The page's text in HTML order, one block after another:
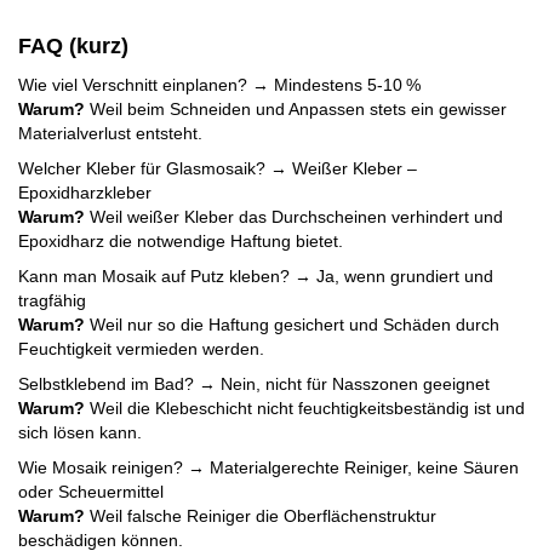
FAQ (kurz)
Wie viel Verschnitt einplanen? → Mindestens 5-10 %
Warum? Weil beim Schneiden und Anpassen stets ein gewisser
Materialverlust entsteht.
Welcher Kleber für Glasmosaik? → Weißer Kleber –
Epoxidharzkleber
Warum? Weil weißer Kleber das Durchscheinen verhindert und
Epoxidharz die notwendige Haftung bietet.
Kann man Mosaik auf Putz kleben? → Ja, wenn grundiert und
tragfähig
Warum? Weil nur so die Haftung gesichert und Schäden durch
Feuchtigkeit vermieden werden.
Selbstklebend im Bad? → Nein, nicht für Nasszonen geeignet
Warum? Weil die Klebeschicht nicht feuchtigkeitsbeständig ist und
sich lösen kann.
Wie Mosaik reinigen? → Materialgerechte Reiniger, keine Säuren
oder Scheuermittel
Warum? Weil falsche Reiniger die Oberflächenstruktur
beschädigen können.